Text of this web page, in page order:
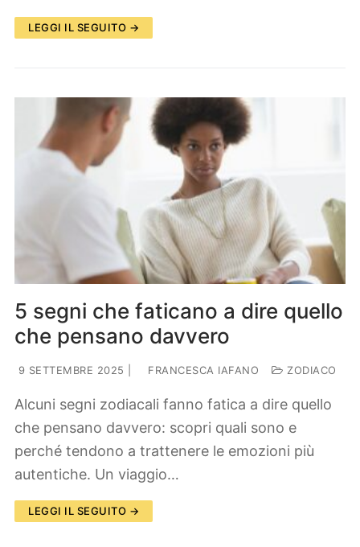
LEGGI IL SEGUITO →
5 segni che faticano a dire quello
che pensano davvero
9 SETTEMBRE 2025 FRANCESCA IAFANO ZODIACO
Alcuni segni zodiacali fanno fatica a dire quello
che pensano davvero: scopri quali sono e
perché tendono a trattenere le emozioni più
autentiche. Un viaggio…
LEGGI IL SEGUITO →